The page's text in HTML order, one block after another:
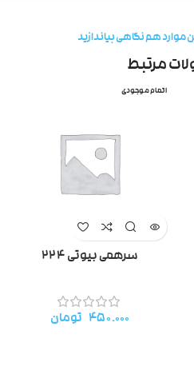
موارد هم نگاهی بیاندازید
مرتبط
اتمام موجودی
سرهمی بیوتی ۲۲۴
۴۵۰.۰۰۰ تومان